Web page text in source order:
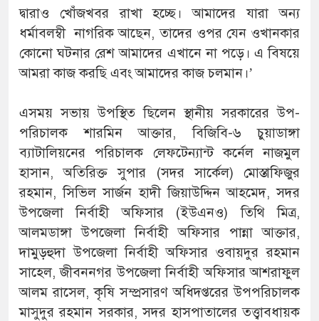
দ্বারাও খোঁজখবর রাখা হচ্ছে। আমাদের যারা অন্য
ধর্মাবলম্বী নাগরিক আছেন, তাদের ওপর যেন ওখানকার
কোনো ঘটনার রেশ আমাদের এখানে না পড়ে। এ বিষয়ে
আমরা কাজ করছি এবং আমাদের কাজ চলমান।’
এসময় সভায় উপস্থিত ছিলেন স্থানীয় সরকারের উপ-
পরিচালক শারমিন আক্তার, বিজিবি-৬ চুয়াডাঙ্গা
ব্যাটালিয়নের পরিচালক লেফটেন্যান্ট কর্নেল নাজমুল
হাসান, অতিরিক্ত সুপার (সদর সার্কেল) মোস্তাফিজুর
রহমান, সিভিল সার্জন হাদী জিয়াউদ্দিন আহমেদ, সদর
উপজেলা নির্বাহী অফিসার (ইউএনও) তিথি মিত্র,
আলমডাঙ্গা উপজেলা নির্বাহী অফিসার পান্না আক্তার,
দামুড়হুদা উপজেলা নির্বাহী অফিসার ওবায়দুর রহমান
সাহেল, জীবননগর উপজেলা নির্বাহী অফিসার আশরাফুল
আলম রাসেল, কৃষি সম্প্রসারণ অধিদপ্তরের উপপরিচালক
মাসুদুর রহমান সরকার, সদর হাসপাতালের তত্ত্বাবধায়ক